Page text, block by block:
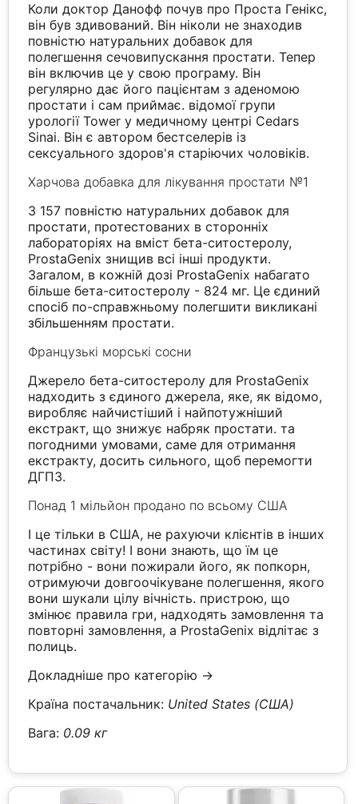
Коли доктор Данофф почув про Проста Генікс,
він був здивований. Він ніколи не знаходив
повністю натуральних добавок для
полегшення сечовипускання простати. Тепер
він включив це у свою програму. Він
регулярно дає його пацієнтам з аденомою
простати і сам приймає. відомої групи
урології Tower у медичному центрі Cedars
Sinai. Він є автором бестселерів із
сексуального здоров'я старіючих чоловіків.
Харчова добавка для лікування простати №1
З 157 повністю натуральних добавок для
простати, протестованих в сторонніх
лабораторіях на вміст бета-ситостеролу,
ProstaGenix знищив всі інші продукти.
Загалом, в кожній дозі ProstaGenix набагато
більше бета-ситостеролу - 824 мг. Це єдиний
спосіб по-справжньому полегшити викликані
збільшенням простати.
Французькі морські сосни
Джерело бета-ситостеролу для ProstaGenix
надходить з єдиного джерела, яке, як відомо,
виробляє найчистіший і найпотужніший
екстракт, що знижує набряк простати. та
погодними умовами, саме для отримання
екстракту, досить сильного, щоб перемогти
ДГПЗ.
Понад 1 мільйон продано по всьому США
І це тільки в США, не рахуючи клієнтів в інших
частинах світу! І вони знають, що їм це
потрібно - вони пожирали його, як попкорн,
отримуючи довгоочікуване полегшення, якого
вони шукали цілу вічність. пристрою, що
змінює правила гри, надходять замовлення та
повторні замовлення, а ProstaGenix відлітає з
полиць.
Докладніше про категорію →
Країна постачальник: United States (США)
Вага: 0.09 кг